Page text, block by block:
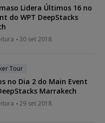
Lidera Últimos 16 no
do WPT DeepStacks
30 set 2018
Tour
no Dia 2 do Main Event
Marrakech
29 set 2018